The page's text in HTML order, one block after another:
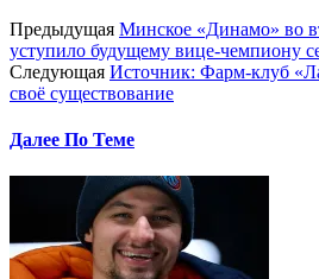
Предыдущая Минское «Динамо» во
уступило будущему вице-чемпиону
Следующая Источник: Фарм-клуб
своё существование
Далее По Теме